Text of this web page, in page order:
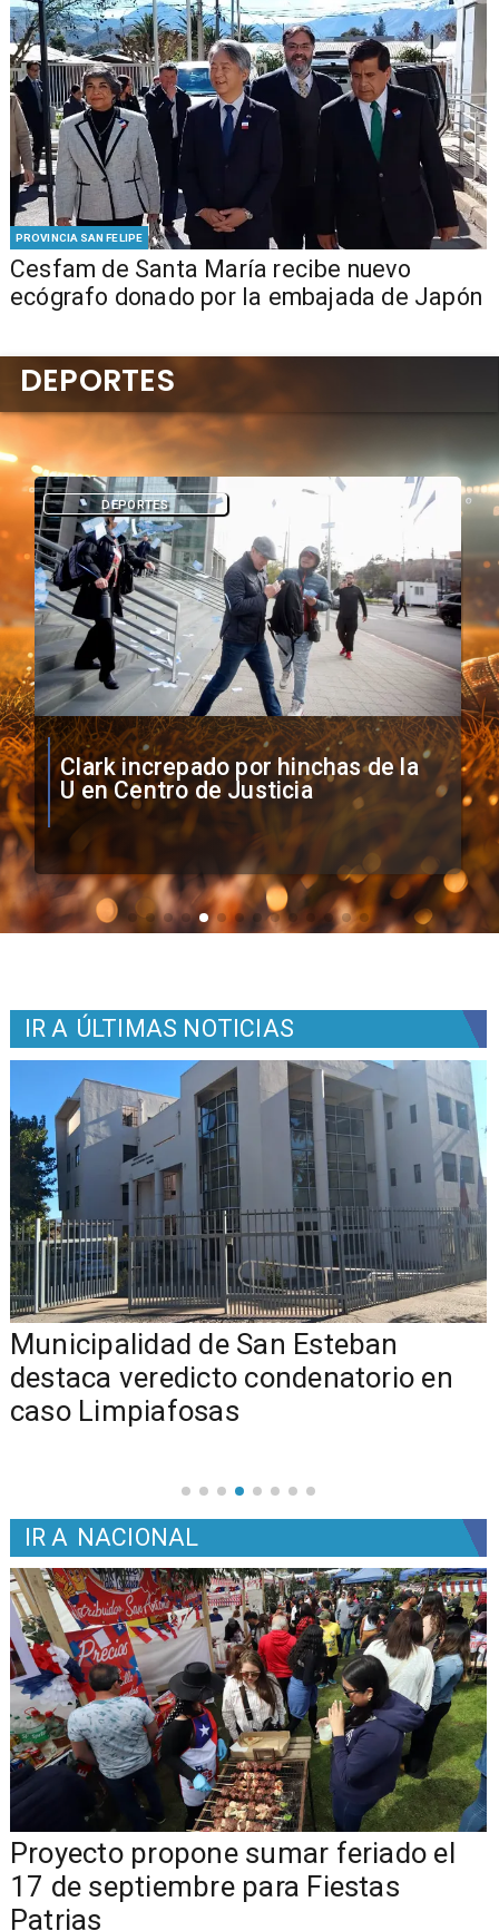
PROVINCIA SAN FELIPE
Cesfam de Santa María recibe nuevo
ecógrafo donado por la embajada de Japón
Vozinha firma contrato con Colo
Colo como nuevo arquero
DEPORTES
DEPORTES
IR A ÚLTIMAS NOTICIAS
Municipalidad de San Esteban
destaca veredicto condenatorio en
caso Limpiafosas
IR A NACIONAL
Proyecto propone sumar feriado el
17 de septiembre para Fiestas
Patrias